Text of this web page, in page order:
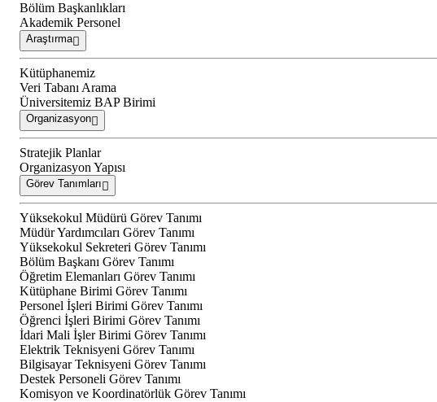
Bölüm Başkanlıkları
Akademik Personel
Araştırma
Kütüphanemiz
Veri Tabanı Arama
Üniversitemiz BAP Birimi
Organizasyon
Stratejik Planlar
Organizasyon Yapısı
Görev Tanımları
Yüksekokul Müdürü Görev Tanımı
Müdür Yardımcıları Görev Tanımı
Yüksekokul Sekreteri Görev Tanımı
Bölüm Başkanı Görev Tanımı
Öğretim Elemanları Görev Tanımı
Kütüphane Birimi Görev Tanımı
Personel İşleri Birimi Görev Tanımı
Öğrenci İşleri Birimi Görev Tanımı
İdari Mali İşler Birimi Görev Tanımı
Elektrik Teknisyeni Görev Tanımı
Bilgisayar Teknisyeni Görev Tanımı
Destek Personeli Görev Tanımı
Komisyon ve Koordinatörlük Görev Tanımı